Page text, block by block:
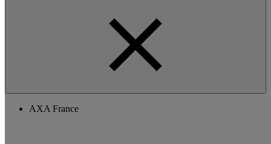
AXA France